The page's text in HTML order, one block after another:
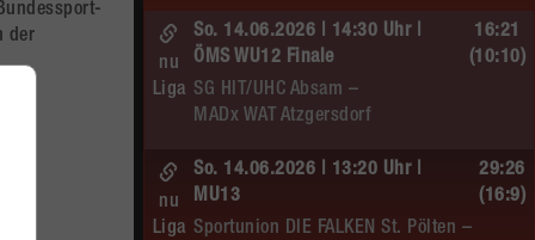
der
So. 14.06.2026 | 14:30 Uhr |
ÖMS WU12 Finale
SG HIT/UHC Absam –
MADx WAT Atzgersdorf
nu
Liga
16:21
(10:10)
So. 14.06.2026 | 13:20 Uhr |
MU13
Sportunion DIE FALKEN St. Pölten –
nu
Liga
29:26
(16:9)